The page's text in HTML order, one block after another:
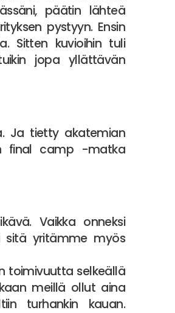
päätin lähteä
pystyyn. Ensin
Sitten kuvioihin tuli
jopa yllättävän
Ja tietty akatemian
final camp -matka
Vaikka onneksi
sitä yritämme myös
toimivuutta selkeällä
meillä ollut aina
turhankin kauan.